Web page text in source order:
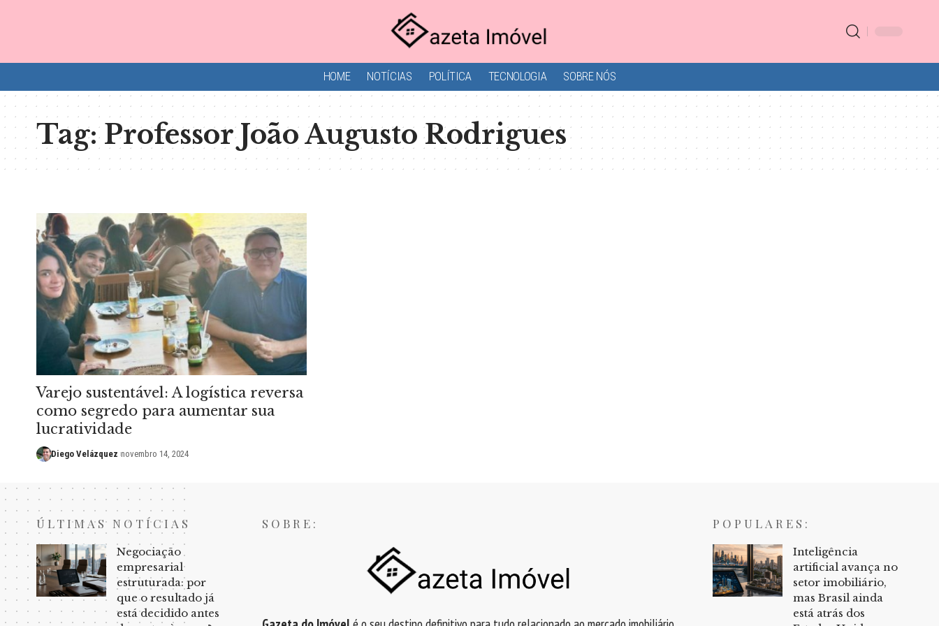
HOME NOTÍCIAS POLÍTICA TECNOLOGIA SOBRE NÓS
Tag:Professor João Augusto Rodrigues
Varejo sustentável: A logística reversa
como segredo para aumentar sua
lucratividade
Diego Velázquez novembro 14, 2024
ÚLTIMAS NOTÍCIAS
Negociação
empresarial
estruturada: por
que o resultado já
está decidido antes
SOBRE: POPULARES:
Inteligência
artificial avança no
setor imobiliário,
mas Brasil ainda
está atrás dos